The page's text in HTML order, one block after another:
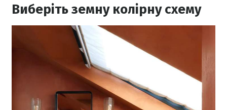
Виберіть земну колірну схему